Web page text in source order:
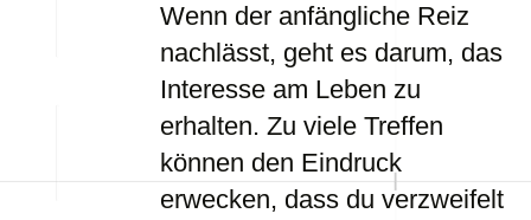
Wenn der anfängliche Reiz
nachlässt, geht es darum, das
Interesse am Leben zu
erhalten. Zu viele Treffen
können den Eindruck
erwecken, dass du verzweifelt